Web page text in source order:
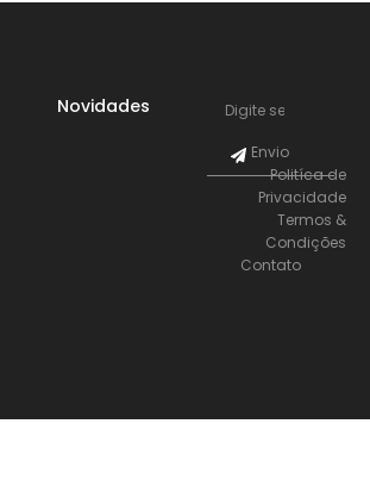
Novidades
Envio
Politíca de
Privacidade
Termos &
Condições
Contato